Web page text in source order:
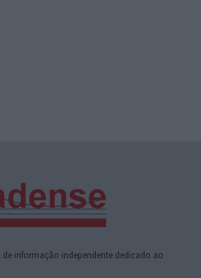
de informação independente dedicado ao